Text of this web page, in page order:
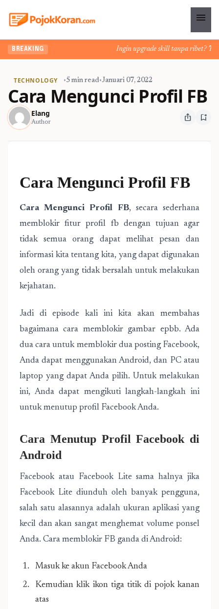
menu
BREAKING Ingin upgrade skill tanpa ribet?
TECHNOLOGY •5 min read•Januari 07, 2022
Cara Mengunci Profil FB
Elang
Author ios_share bookmark_add
Cara Mengunci Profil FB
Cara Mengunci Profil FB, secara sederhana
memblokir fitur profil fb dengan tujuan agar
tidak semua orang dapat melihat pesan dan
informasi kita tentang kita, yang dapat digunakan
oleh orang yang tidak bersalah untuk melakukan
kejahatan.
Jadi di episode kali ini kita akan membahas
bagaimana cara memblokir gambar epbb. Ada
dua cara untuk memblokir dua posting Facebook,
Anda dapat menggunakan Android, dan PC atau
laptop yang dapat Anda pilih. Untuk melakukan
ini, Anda dapat mengikuti langkah-langkah ini
untuk menutup profil Facebook Anda.
Cara Menutup Profil Facebook di
Android
Facebook atau Facebook Lite sama halnya jika
Facebook Lite diunduh oleh banyak pengguna,
salah satu alasannya adalah ukuran aplikasi yang
kecil dan akan sangat menghemat volume ponsel
Anda. Cara memblokir FB ganda di Android:
Masuk ke akun Facebook Anda
Kemudian klik ikon tiga titik di pojok kanan
atas